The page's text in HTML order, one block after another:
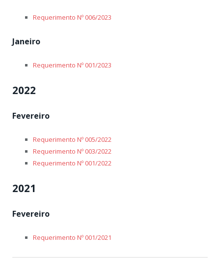
Requerimento Nº 006/2023
Janeiro
Requerimento Nº 001/2023
2022
Fevereiro
Requerimento Nº 005/2022
Requerimento Nº 003/2022
Requerimento Nº 001/2022
2021
Fevereiro
Requerimento Nº 001/2021